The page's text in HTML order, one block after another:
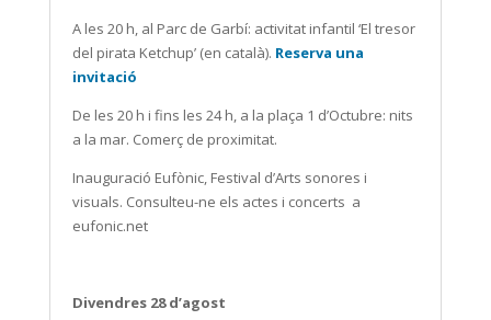
A les 20 h, al Parc de Garbí: activitat infantil ‘El tresor
del pirata Ketchup’ (en català). Reserva una
invitació
De les 20 h i fins les 24 h, a la plaça 1 d’Octubre: nits
a la mar. Comerç de proximitat.
Inauguració Eufònic, Festival d’Arts sonores i
visuals. Consulteu-ne els actes i concerts a
eufonic.net
Divendres 28 d’agost